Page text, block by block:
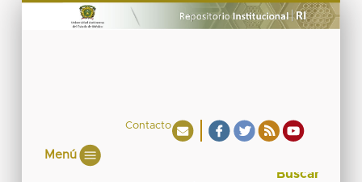
Contacto
Menú
Buscar